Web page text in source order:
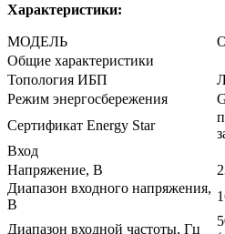
Характеристики:
МОДЕЛЬ
Общие характеристики
Топология ИБП
Режим энергосбережения
Сертификат Energy Star
Вход
Напряжение, В
Диапазон входного напряжения,
В
Диапазон входной частоты, Гц